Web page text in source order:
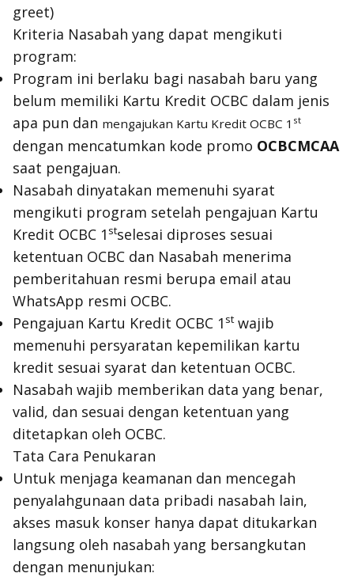
greet)
Kriteria Nasabah yang dapat mengikuti
program:
Program ini berlaku bagi nasabah baru yang
belum memiliki Kartu Kredit OCBC dalam jenis
apa pun dan mengajukan Kartu Kredit OCBC 1 st
dengan mencatumkan kode promo OCBCMCAA
saat pengajuan.
Nasabah dinyatakan memenuhi syarat
mengikuti program setelah pengajuan Kartu
Kredit OCBC 1 stselesai diproses sesuai
ketentuan OCBC dan Nasabah menerima
pemberitahuan resmi berupa email atau
WhatsApp resmi OCBC.
Pengajuan Kartu Kredit OCBC 1 stwajib
memenuhi persyaratan kepemilikan kartu
kredit sesuai syarat dan ketentuan OCBC.
Nasabah wajib memberikan data yang benar,
valid, dan sesuai dengan ketentuan yang
ditetapkan oleh OCBC.
Tata Cara Penukaran
Untuk menjaga keamanan dan mencegah
penyalahgunaan data pribadi nasabah lain,
akses masuk konser hanya dapat ditukarkan
langsung oleh nasabah yang bersangkutan
dengan menunjukan: